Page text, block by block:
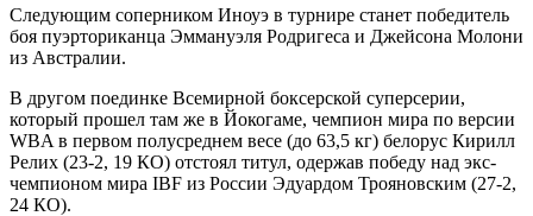
Следующим соперником Иноуэ в турнире станет победитель
боя пуэрториканца Эммануэля Родригеса и Джейсона Молони
из Австралии.
В другом поединке Всемирной боксерской суперсерии,
который прошел там же в Йокогаме, чемпион мира по версии
WBA в первом полусреднем весе (до 63,5 кг) белорус Кирилл
Релих (23-2, 19 КО) отстоял титул, одержав победу над экс-
чемпионом мира IBF из России Эдуардом Трояновским (27-2,
24 КО).